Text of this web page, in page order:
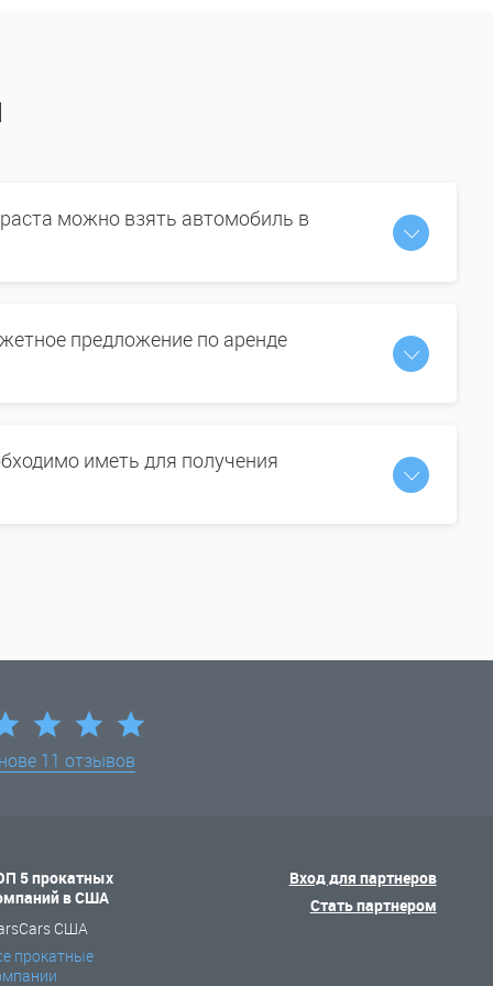
можно взять автомобиль в
предложение по аренде
иметь для получения
11 отзывов
5 прокатных
в США
США
прокатные
Вход для партнеров
Стать партнером